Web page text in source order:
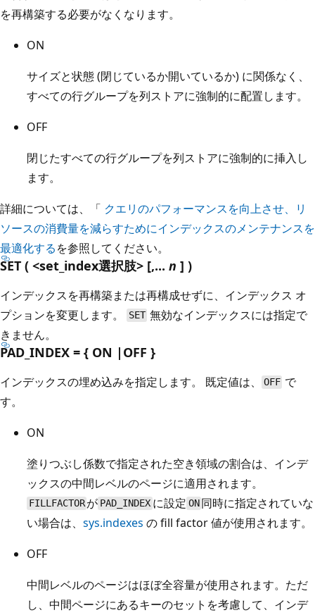
を再構築する必要がなくなります。
ON
サイズと状態 (閉じているか開いているか) に関係なく、
すべての行グループを列ストアに強制的に配置します。
OFF
閉じたすべての行グループを列ストアに強制的に挿入し
ます。
詳細については、「 クエリのパフォーマンスを向上させ、リ
ソースの消費量を減らすためにインデックスのメンテナンスを
最適化するを参照してください。
SET ( <set_index選択肢> [,... n ] )
インデックスを再構築または再構成せずに、インデックス オ
プションを変更します。
SET 無効なインデックスには指定で
きません。
PAD_INDEX = { ON |OFF }
インデックスの埋め込みを指定します。 既定値は、 OFF で
す。
ON
塗りつぶし係数で指定された空き領域の割合は、インデ
ックスの中間レベルのページに適用されます。
FILLFACTOR が PAD_INDEX に設定 ON 同時に指定されていな
い場合は、 sys.indexes の fill factor 値が使用されます。
OFF
中間レベルのページはほぼ全容量が使用されます。ただ
し、中間ページにあるキーのセットを考慮して、インデ